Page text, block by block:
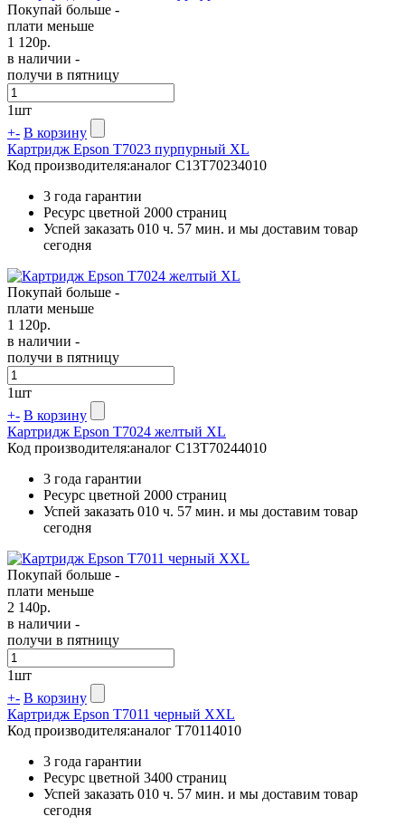
Покупай больше -
плати меньше
1 120р.
в наличии -
получи в пятницу
1шт
+- В корзину
Картридж Epson T7023 пурпурный XL
Код производителя:аналог C13T70234010
3 года гарантии
Ресурс цветной 2000 страниц
Успей заказать 010 ч. 57 мин. и мы доставим товар
сегодня
Покупай больше -
плати меньше
1 120р.
в наличии -
получи в пятницу
1шт
+- В корзину
Картридж Epson T7024 желтый XL
Код производителя:аналог C13T70244010
3 года гарантии
Ресурс цветной 2000 страниц
Успей заказать 010 ч. 57 мин. и мы доставим товар
сегодня
Покупай больше -
плати меньше
2 140р.
в наличии -
получи в пятницу
1шт
+- В корзину
Картридж Epson T7011 черный XXL
Код производителя:аналог T70114010
3 года гарантии
Ресурс цветной 3400 страниц
Успей заказать 010 ч. 57 мин. и мы доставим товар
сегодня